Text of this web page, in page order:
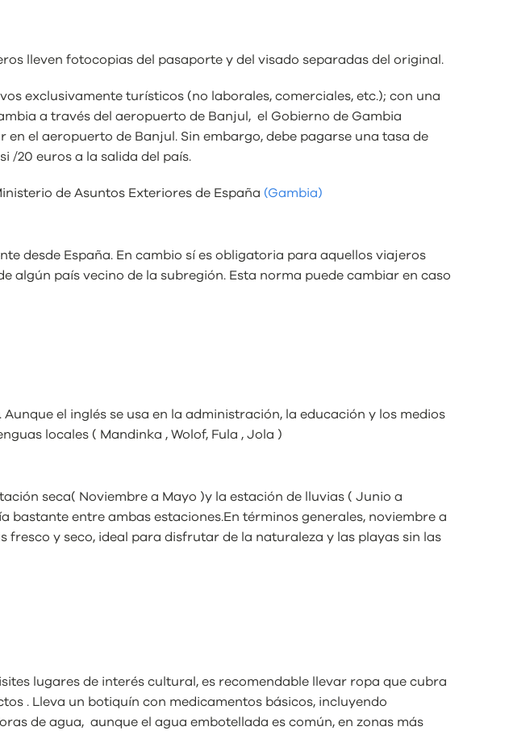
lleven fotocopias del pasaporte y del visado separadas del original.
exclusivamente turísticos (no laborales, comerciales, etc.); con una
a través del aeropuerto de Banjul, el Gobierno de Gambia
el aeropuerto de Banjul. Sin embargo, debe pagarse una tasa de
/20 euros a la salida del país.
de Asuntos Exteriores de España (Gambia)
desde España. En cambio sí es obligatoria para aquellos viajeros
algún país vecino de la subregión. Esta norma puede cambiar en caso
el inglés se usa en la administración, la educación y los medios
locales ( Mandinka , Wolof, Fula , Jola )
seca( Noviembre a Mayo )y la estación de lluvias ( Junio a
bastante entre ambas estaciones.En términos generales, noviembre a
y seco, ideal para disfrutar de la naturaleza y las playas sin las
lugares de interés cultural, es recomendable llevar ropa que cubra
. Lleva un botiquín con medicamentos básicos, incluyendo
de agua, aunque el agua embotellada es común, en zonas más